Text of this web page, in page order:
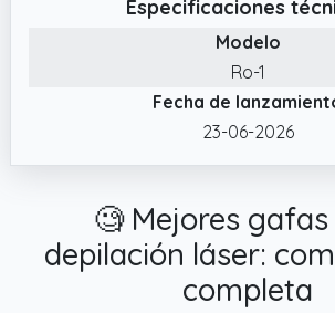
✔️ Diseño Ergonómico y Fácil de
Maquina Laser Depilacion cuenta
diseño ergonómico que se adapta
cómodamente a la mano,
manejo y haciendo el proceso de
Mujer permite realizar sesiones
depilación en todo el cuerpo,
piernas, brazos y axilas. Sus
ilimitados la hacen perfecta para
Especificaciones
Modelo
Ro-1
Fecha de
23-06-2026
🧐 Mejores
depilación láser:
completa